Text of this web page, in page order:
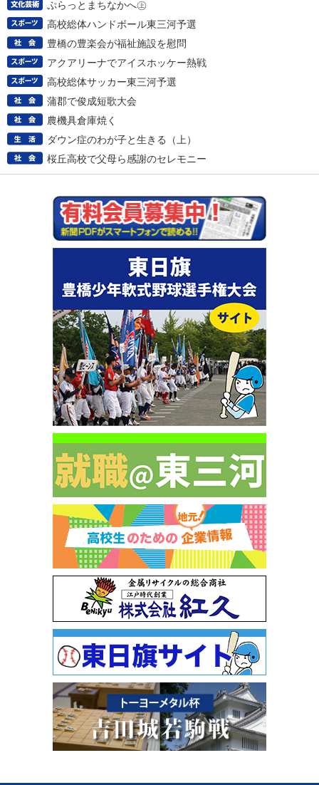
ぷらっとまちなかへ㊤
高校総体ハンドボール東三河予選
豊橋の豊楽会が福祉施設を慰問
アクアリーナでアイスホッケー熱戦
高校総体サッカー東三河予選
蒲郡で俊成短歌大会
農機具倉庫焼く
ダウン症のわが子と生きる（上）
桜丘高校で父母ら感謝のセレモニー